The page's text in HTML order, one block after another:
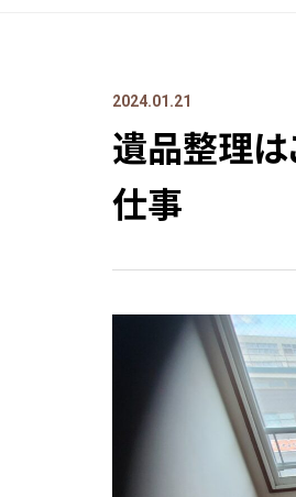
2024.01.21
遺品整理
仕事